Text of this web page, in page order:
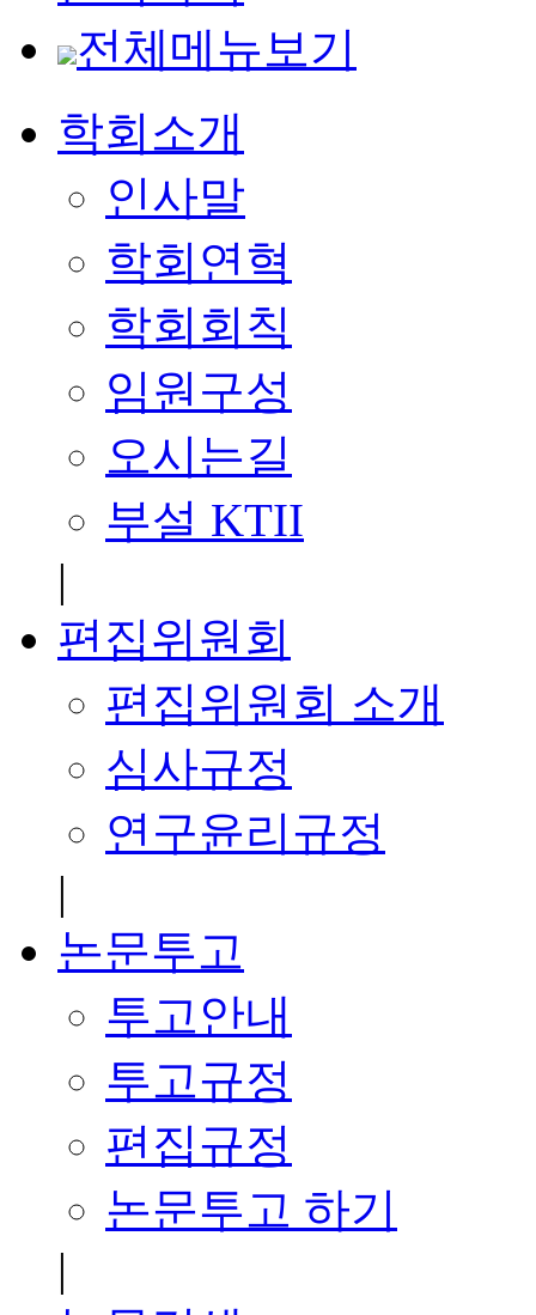
전체메뉴보기
학회소개
인사말
학회연혁
학회회칙
임원구성
오시는길
부설 KTII
|
편집위원회
편집위원회 소개
심사규정
연구윤리규정
|
논문투고
투고안내
투고규정
편집규정
논문투고 하기
|